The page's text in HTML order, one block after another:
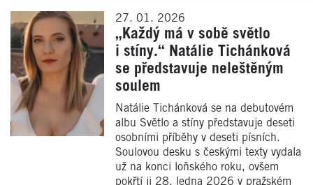
27. 01. 2026
„Každý má v sobě světlo
i stíny.“ Natálie Tichánková
se představuje neleštěným
soulem
Natálie Tichánková se na debutovém
albu Světlo a stíny představuje deseti
osobními příběhy v deseti písních.
Soulovou desku s českými texty vydala
už na konci loňského roku, ovšem
pokřtí ji 28. ledna 2026 v pražském